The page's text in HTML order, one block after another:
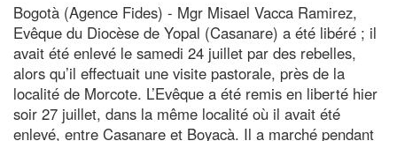
Bogotà (Agence Fides) - Mgr Misael Vacca Ramirez,
Evêque du Diocèse de Yopal (Casanare) a été libéré ; il
avait été enlevé le samedi 24 juillet par des rebelles,
alors qu’il effectuait une visite pastorale, près de la
localité de Morcote. L’Evêque a été remis en liberté hier
soir 27 juillet, dans la même localité où il avait été
enlevé, entre Casanare et Boyacà. Il a marché pendant